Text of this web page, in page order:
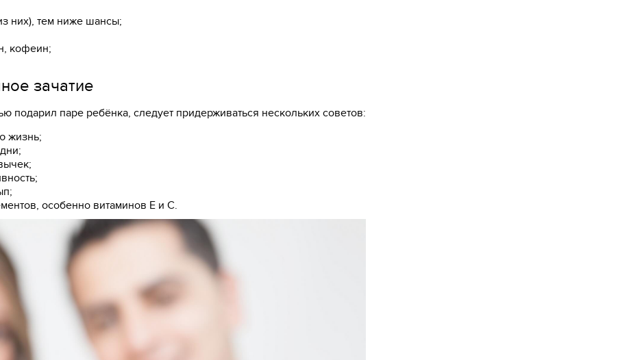
них), тем ниже шансы;
кофеин;
зачатие
подарил паре ребёнка, следует придерживаться нескольких советов:
жизнь;
особенно витаминов E и C.